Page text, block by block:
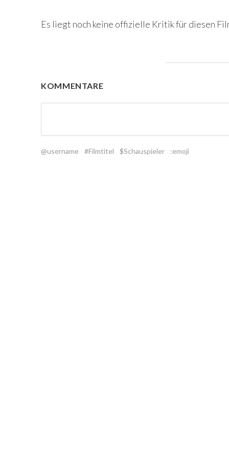
Es liegt noch keine offizielle Kritik für diesen
KOMMENTARE
@username #Filmtitel $Schauspieler :emoji